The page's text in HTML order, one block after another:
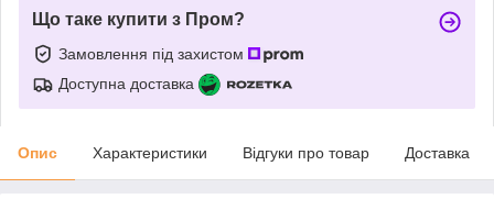
Що таке купити з Пром?
Замовлення під захистом
Доступна доставка
Опис Характеристики Відгуки про товар Доставка